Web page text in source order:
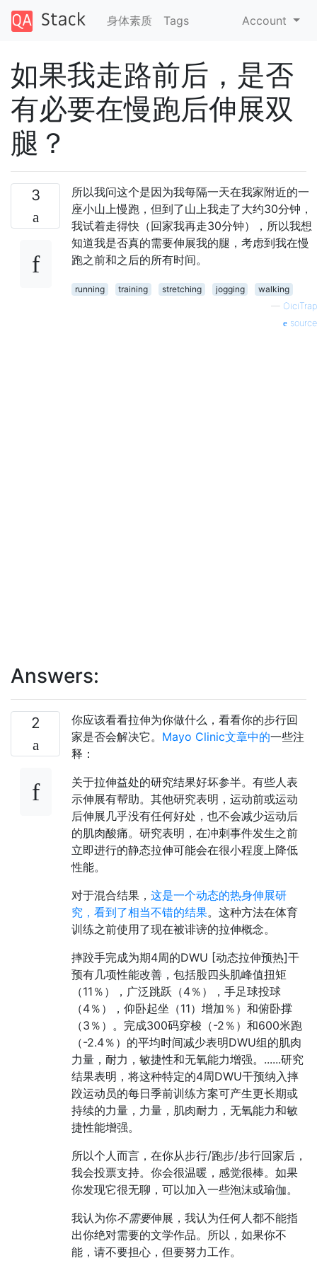
身体素质 Tags Account
如果我走路前后，是否
有必要在慢跑后伸展双
腿？
3
所以我问这个是因为我每隔一天在我家附近的一
座小山上慢跑，但到了山上我走了大约30分钟，
我试着走得快（回家我再走30分钟），所以我想
知道我是否真的需要伸展我的腿，考虑到我在慢
跑之前和之后的所有时间。
running training stretching jogging
walking
— OiciTrap
source
Answers:
2
你应该看看拉伸为你做什么，看看你的步行回
家是否会解决它。 Mayo Clinic文章中的一些注
释：
关于拉伸益处的研究结果好坏参半。有些人表
示伸展有帮助。其他研究表明，运动前或运动
后伸展几乎没有任何好处，也不会减少运动后
的肌肉酸痛。研究表明，在冲刺事件发生之前
立即进行的静态拉伸可能会在很小程度上降低
性能。
对于混合结果， 这是一个动态的热身伸展研
究，看到了相当不错的结果。这种方法在体育
训练之前使用了现在被诽谤的拉伸概念。
摔跤手完成为期4周的DWU [动态拉伸预热]干
预有几项性能改善，包括股四头肌峰值扭矩
（11％），广泛跳跃（4％），手足球投球
（4％），仰卧起坐（11）增加％）和俯卧撑
（3％）。完成300码穿梭（-2％）和600米跑
（-2.4％）的平均时间减少表明DWU组的肌肉
力量，耐力，敏捷性和无氧能力增强。......研究
结果表明，将这种特定的4周DWU干预纳入摔
跤运动员的每日季前训练方案可产生更长期或
持续的力量，力量，肌肉耐力，无氧能力和敏
捷性能增强。
所以个人而言，在你从步行/跑步/步行回家后，
我会投票支持。你会很温暖，感觉很棒。如果
你发现它很无聊，可以加入一些泡沫或瑜伽。
我认为你不需要伸展，我认为任何人都不能指
出你绝对需要的文学作品。所以，如果你不
能，请不要担心，但要努力工作。